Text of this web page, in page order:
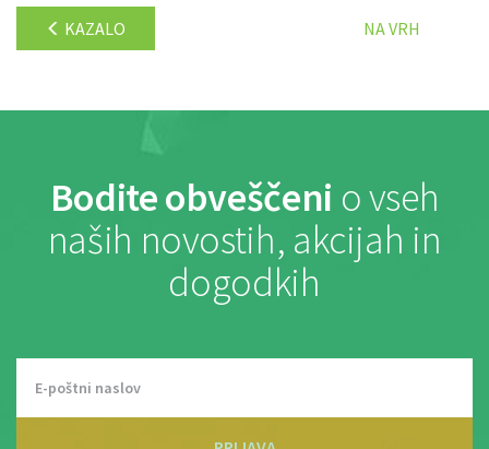
KAZALO NA VRH
Bodite obveščeni o vseh
naših novostih, akcijah in
dogodkih